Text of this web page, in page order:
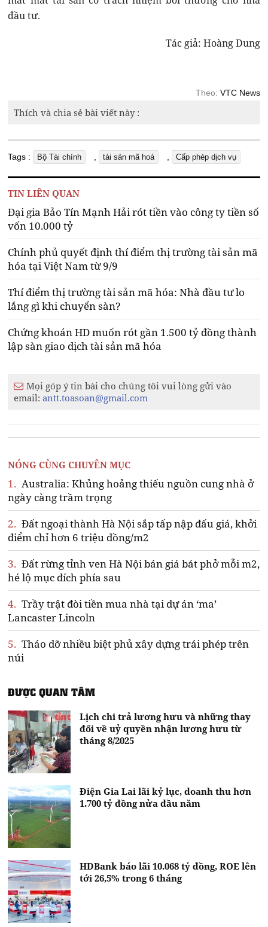
đầu tư.
Tác giả: Hoàng Dung
Theo: VTC News
Thích và chia sẻ bài viết này :
Tags : Bộ Tài chính , tài sản mã hoá , Cấp phép dịch vụ
TIN LIÊN QUAN
Đại gia Bảo Tín Mạnh Hải rót tiền vào công ty tiền số
vốn 10.000 tỷ
Chính phủ quyết định thí điểm thị trường tài sản mã
hóa tại Việt Nam từ 9/9
Thí điểm thị trường tài sản mã hóa: Nhà đầu tư lo
lắng gì khi chuyển sàn?
Chứng khoán HD muốn rót gần 1.500 tỷ đồng thành
lập sàn giao dịch tài sản mã hóa
Mọi góp ý tin bài cho chúng tôi vui lòng gửi vào
email:antt.toasoan@gmail.com
NÓNG CÙNG CHUYÊN MỤC
1. Australia: Khủng hoảng thiếu nguồn cung nhà ở
ngày càng trầm trọng
2. Đất ngoại thành Hà Nội sắp tấp nập đấu giá, khởi
điểm chỉ hơn 6 triệu đồng/m2
3. Đất rừng tỉnh ven Hà Nội bán giá bát phở mỗi m2,
hé lộ mục đích phía sau
4. Trầy trật đòi tiền mua nhà tại dự án ‘ma’
Lancaster Lincoln
5. Tháo dỡ nhiều biệt phủ xây dựng trái phép trên
núi
ĐƯỢC QUAN TÂM
Lịch chi trả lương hưu và những thay
đổi về uỷ quyền nhận lương hưu từ
tháng 8/2025
Điện Gia Lai lãi kỷ lục, doanh thu hơn
1.700 tỷ đồng nửa đầu năm
HDBank báo lãi 10.068 tỷ đồng, ROE lên
tới 26,5% trong 6 tháng